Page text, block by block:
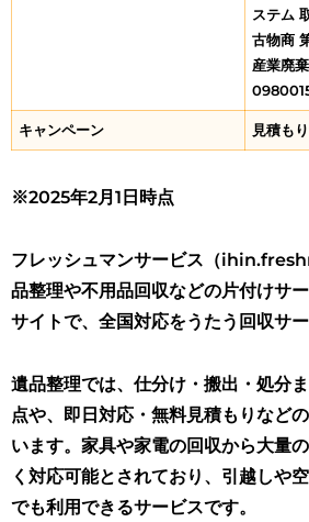
ステム
古物商
産業廃
キャンペーン 見積も
※2025年2月1日時点
フレッシュマンサービス（
品整理や不用品回収などの片付けサ
サイトで、全国対応をうたう回収サー
遺品整理では、仕分け・搬出・処分
点や、即日対応・無料見積もりなど
います。家具や家電の回収から大量
く対応可能とされており、引越しや
でも利用できるサービスです。